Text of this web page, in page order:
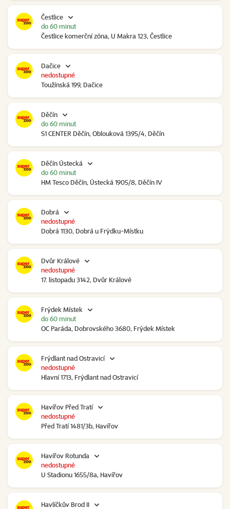
Čestlice
Čestlice komerční zóna, U Makra 123, Čestlice
do 60 minut
Dačice
Toužínská 199, Dačice
nedostupné
Děčín
S1 CENTER Děčín, Oblouková 1395/4, Děčín
do 60 minut
Děčín Ústecká
HM Tesco Děčín, Ústecká 1905/8, Děčín IV
do 60 minut
Dobrá
Dobrá 1130, Dobrá u Frýdku-Místku
nedostupné
Dvůr Králové
17. listopadu 3142, Dvůr Králové
nedostupné
Frýdek Místek
OC Paráda, Dobrovského 3680, Frýdek Místek
do 60 minut
Frýdlant nad Ostravicí
Hlavní 1713, Frýdlant nad Ostravicí
nedostupné
Havířov Před Tratí
Před Tratí 1481/3b, Havířov
nedostupné
Havířov Rotunda
U Stadionu 1655/8a, Havířov
nedostupné
Havlíčkův Brod II